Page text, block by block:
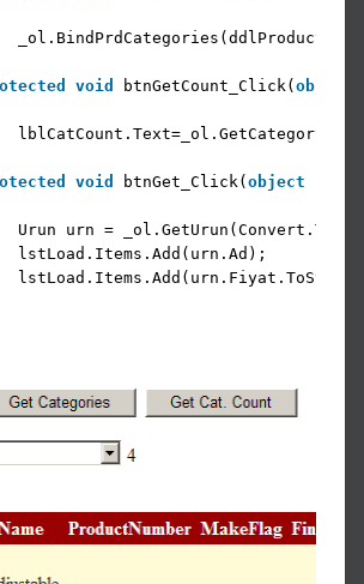
void btnGetCount_Click( object
void btnGet_Click( object
Urun urn =
lstLoad.Items.Add(urn.Ad);